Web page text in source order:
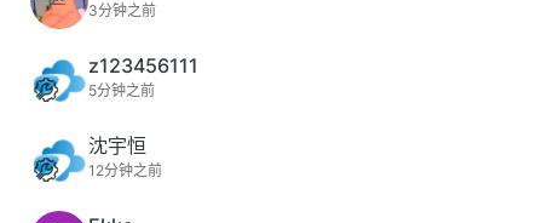
3分钟之前
z123456111
5分钟之前
沈宇恒
12分钟之前